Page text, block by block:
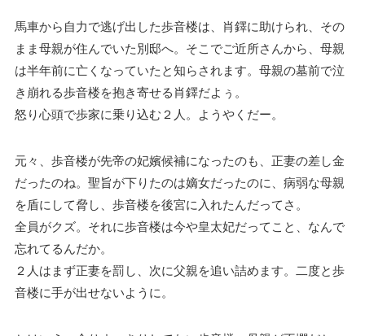
馬車から自力で逃げ出した歩音楼は、肖鐸に助けられ、その
まま母親が住んでいた別邸へ。そこでご近所さんから、母親
は半年前に亡くなっていたと知らされます。母親の墓前で泣
き崩れる歩音楼を抱き寄せる肖鐸だよぅ。
怒り心頭で歩家に乗り込む２人。ようやくだー。
元々、歩音楼が先帝の妃嬪候補になったのも、正妻の差し金
だったのね。聖旨が下りたのは嫡女だったのに、病弱な母親
を盾にして脅し、歩音楼を後宮に入れたんだってさ。
全員がクズ。それに歩音楼は今や皇太妃だってこと、なんで
忘れてるんだか。
２人はまず正妻を罰し、次に父親を追い詰めます。二度と歩
音楼に手が出せないように。